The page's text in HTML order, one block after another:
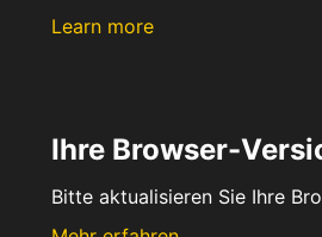
Learn more
Ihre Browser-
Bitte aktualisieren Sie Ihre